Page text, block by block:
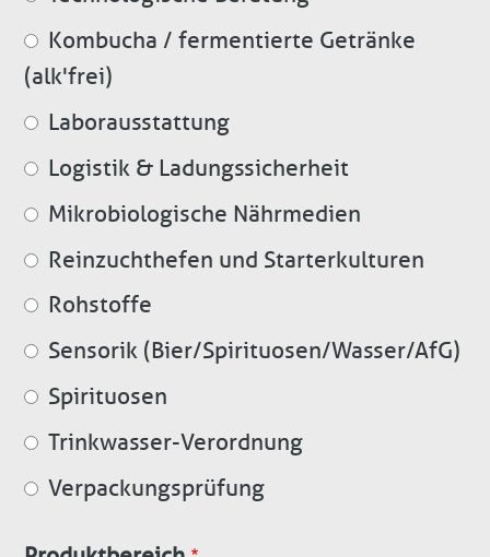
Kombucha / fermentierte Getränke
(alk'frei)
Laborausstattung
Logistik & Ladungssicherheit
Mikrobiologische Nährmedien
Reinzuchthefen und Starterkulturen
Rohstoffe
Sensorik (Bier/Spirituosen/Wasser/AfG)
Spirituosen
Trinkwasser-Verordnung
Verpackungsprüfung